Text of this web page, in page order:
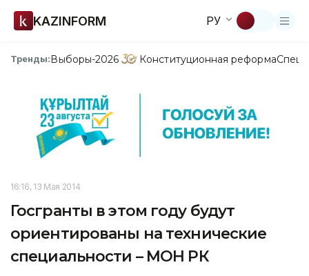
KAZINFORM РУ
Тренды:Выборы-2026 Конституционная реформа
16:16, 13 Мая 2014
Госгранты в этом году будут
ориентированы на технические
специальности – МОН РК